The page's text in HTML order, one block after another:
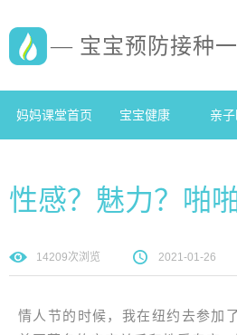
— 宝宝预防接种
妈妈课堂首页 宝宝健康 亲
性感？魅力？啪
14209次浏览 2021-01-26
情人节的时候，我在纽约去参加